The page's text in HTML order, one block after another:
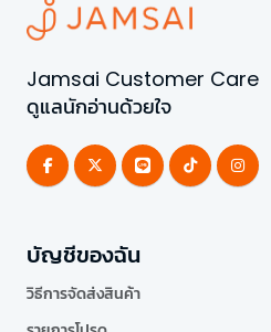
Jamsai Customer Care
ดูแลนักอ่านด้วยใจ
บัญชีของฉัน
วิธีการจัดส่งสินค้า